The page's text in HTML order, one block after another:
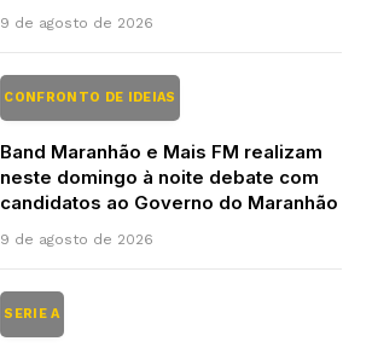
9 de agosto de 2026
CONFRONTO DE IDEIAS
Band Maranhão e Mais FM realizam
neste domingo à noite debate com
candidatos ao Governo do Maranhão
9 de agosto de 2026
SERIE A